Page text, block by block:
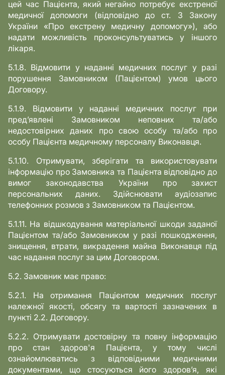
цей час Пацієнта, який негайно потребує екстреної
медичної допомоги (відповідно до ст. 3 Закону
України «Про екстрену медичну допомогу»), або
надати можливість проконсультуватись у іншого
лікаря.
5.1.8. Відмовити у наданні медичних послуг у разі
порушення Замовником (Пацієнтом) умов цього
Договору.
5.1.9. Відмовити у наданні медичних послуг при
пред’явлені Замовником неповних та/або
недостовірних даних про свою особу та/або про
особу Пацієнта медичному персоналу Виконавця.
5.1.10. Отримувати, зберігати та використовувати
інформацію про Замовника та Пацієнта відповідно до
вимог законодавства України про захист
персональних даних. Здійснювати аудіозапис
телефонних розмов з Замовником та Пацієнтом.
5.1.11. На відшкодування матеріальної шкоди заданої
Пацієнтом та/або Замовником у разі пошкодження,
знищення, втрати, викрадення майна Виконавця під
час надання послуг за цим Договором.
5.2. Замовник має право:
5.2.1. На отримання Пацієнтом медичних послуг
належної якості, обсягу та вартості зазначених в
пункті 2.2. Договору.
5.2.2. Отримувати достовірну та повну інформацію
про стан здоров'я Пацієнта, у тому числі
ознайомлюватись з відповідними медичними
документами, що стосуються його здоров’я, які